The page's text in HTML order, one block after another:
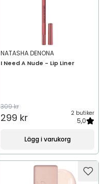
NATASHA DENONA
I Need A Nude - Lip Liner
309 kr
299 kr 2 butiker
5,0
Lägg i varukorg